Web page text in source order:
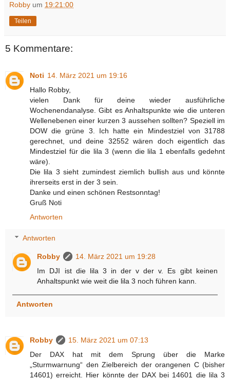
Robby um 19:21:00
Teilen
5 Kommentare:
Noti 14. März 2021 um 19:16
Hallo Robby,
vielen Dank für deine wieder ausführliche
Wochenendanalyse. Gibt es Anhaltspunkte wie die unteren
Wellenebenen einer kurzen 3 aussehen sollten? Speziell im
DOW die grüne 3. Ich hatte ein Mindestziel von 31788
gerechnet, und deine 32552 wären doch eigentlich das
Mindestziel für die lila 3 (wenn die lila 1 ebenfalls gedehnt
wäre).
Die lila 3 sieht zumindest ziemlich bullish aus und könnte
ihrerseits erst in der 3 sein.
Danke und einen schönen Restsonntag!
Gruß Noti
Antworten
Antworten
Robby
14. März 2021 um 19:28
Im DJI ist die lila 3 in der v der v. Es gibt keinen
Anhaltspunkt wie weit die lila 3 noch führen kann.
Antworten
Robby
15. März 2021 um 07:13
Der DAX hat mit dem Sprung über die Marke
„Sturmwarnung“ den Zielbereich der orangenen C (bisher
14601) erreicht. Hier könnte der DAX bei 14601 die lila 3